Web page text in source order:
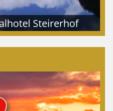
Steirerhof